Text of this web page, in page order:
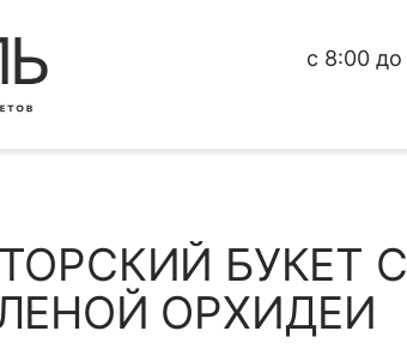
КОНТАКТЫ
с 8:00
БУКЕТ
ОРХИДЕИ